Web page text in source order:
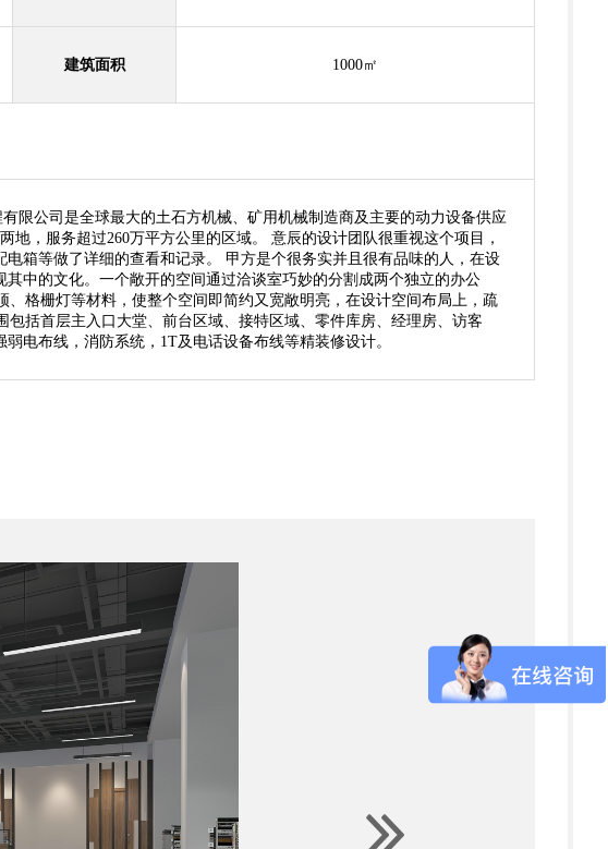
建筑面积 1000㎡
公司是全球最大的土石方机械、矿用机械制造商及主要的动力设备供应
，服务超过260万平方公里的区域。 意辰的设计团队很重视这个项目，
箱等做了详细的查看和记录。 甲方是个很务实并且很有品味的人，在设
中的文化。一个敞开的空间通过洽谈室巧妙的分割成两个独立的办公
格栅灯等材料，使整个空间即简约又宽敞明亮，在设计空间布局上，疏
括首层主入口大堂、前台区域、接特区域、零件库房、经理房、访客
电布线，消防系统，1T及电话设备布线等精装修设计。